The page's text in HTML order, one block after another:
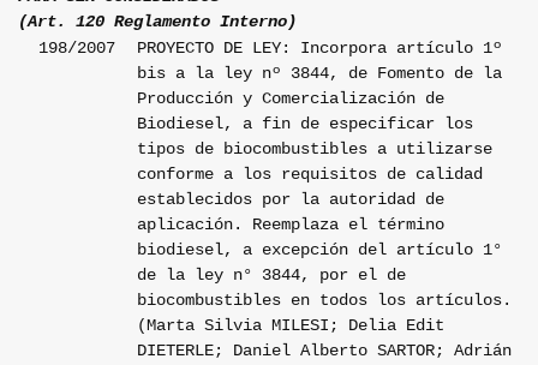
(Art. 120 Reglamento Interno)
198/2007
PROYECTO DE LEY: Incorpora artículo 1º
bis a la ley nº 3844, de Fomento de la
Producción y Comercialización de
Biodiesel, a fin de especificar los
tipos de biocombustibles a utilizarse
conforme a los requisitos de calidad
establecidos por la autoridad de
aplicación. Reemplaza el término
biodiesel, a excepción del artículo 1°
de la ley n° 3844, por el de
biocombustibles en todos los artículos.
(Marta Silvia MILESI; Delia Edit
DIETERLE; Daniel Alberto SARTOR; Adrián